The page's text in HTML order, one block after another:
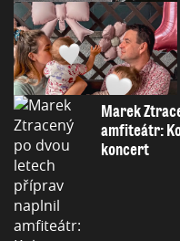
Marek
amfiteátr:
koncert